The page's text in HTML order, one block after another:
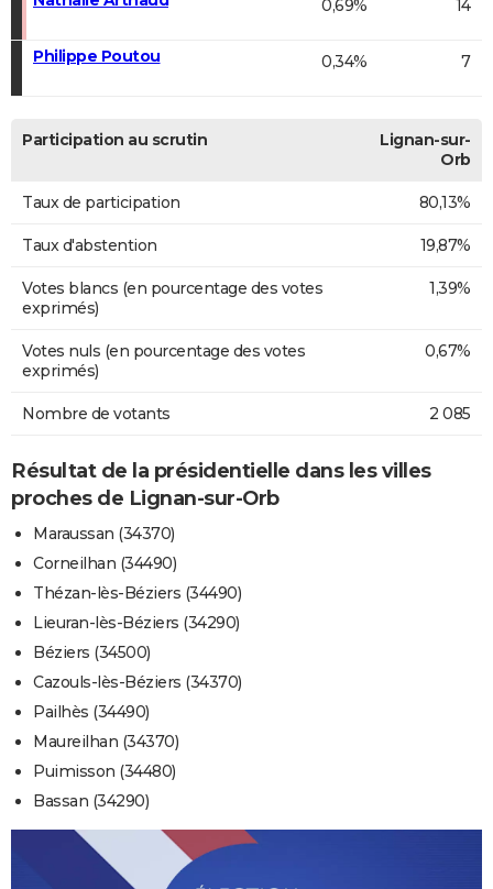
0,69% 14
Philippe Poutou 0,34% 7
Participation au scrutin
Lignan-sur-
Orb
Taux de participation 80,13%
Taux d'abstention 19,87%
Votes blancs (en pourcentage des votes
exprimés)
1,39%
Votes nuls (en pourcentage des votes
exprimés)
0,67%
Nombre de votants 2 085
Résultat de la présidentielle dans les villes
proches de Lignan-sur-Orb
Maraussan (34370)
Corneilhan (34490)
Thézan-lès-Béziers (34490)
Lieuran-lès-Béziers (34290)
Béziers (34500)
Cazouls-lès-Béziers (34370)
Pailhès (34490)
Maureilhan (34370)
Puimisson (34480)
Bassan (34290)